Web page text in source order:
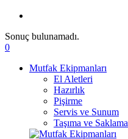
Sonuç bulunamadı.
0
Mutfak Ekipmanları
El Aletleri
Hazırlık
Pişirme
Servis ve Sunum
Taşıma ve Saklama